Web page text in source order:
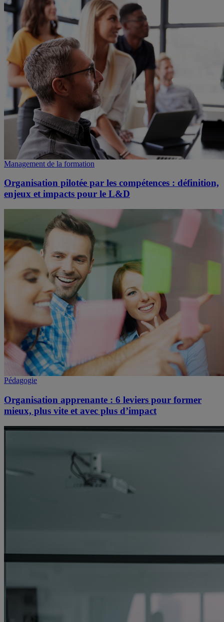
Management de la formation
Organisation pilotée par les compétences : définition,
enjeux et impacts pour le L&D
Pédagogie
Organisation apprenante : 6 leviers pour former
mieux, plus vite et avec plus d’impact